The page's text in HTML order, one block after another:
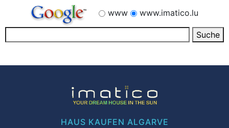
www
www.imatico.lu
HAUS KAUFEN ALGARVE